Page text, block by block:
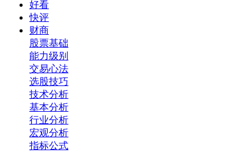
好看
快评
财商
股票基础
能力级别
交易心法
选股技巧
技术分析
基本分析
行业分析
宏观分析
指标公式